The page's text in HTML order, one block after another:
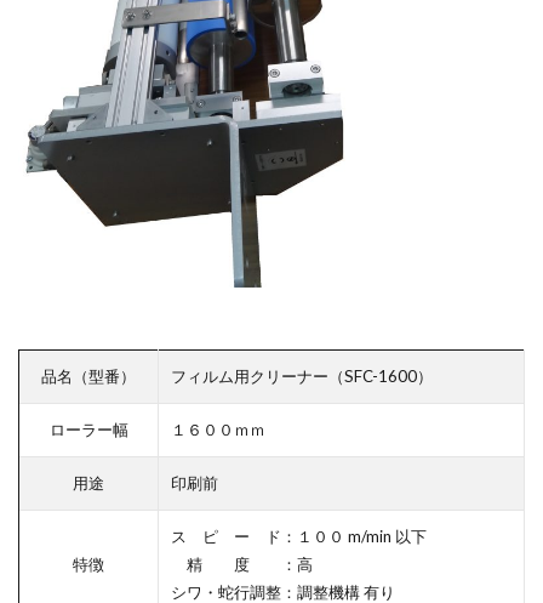
品名（型番） フィルム用クリーナー（SFC-1600）
ローラー幅 １６００ｍｍ
用途 印刷前
特徴
ス ピ ー ド：１００ m/min 以下
精 度 ：高
シワ・蛇行調整：調整機構 有り